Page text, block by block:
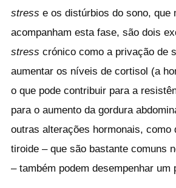
stress e os distúrbios do sono, que
acompanham esta fase, são dois
stress crónico como a privação de
aumentar os níveis de cortisol (a
o que pode contribuir para a
para o aumento da gordura
outras alterações hormonais, como
tiroide – que são bastante comuns
– também podem desempenhar um